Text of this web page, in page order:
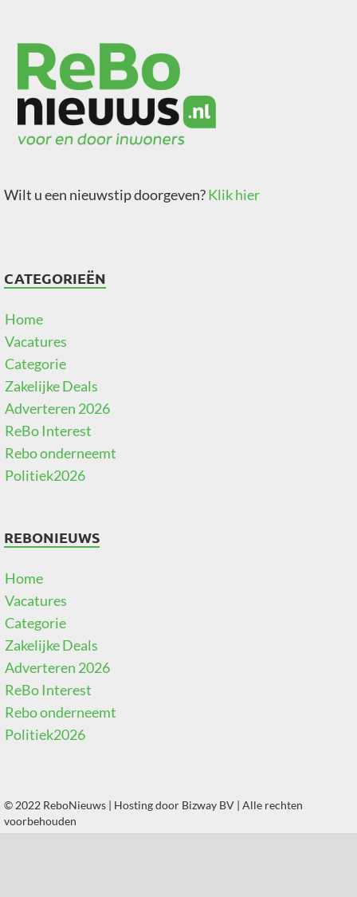
Wilt u een nieuwstip doorgeven?Klik hier
CATEGORIEËN
Home
Vacatures
Categorie
Zakelijke Deals
Adverteren 2026
ReBo Interest
Rebo onderneemt
Politiek2026
REBONIEUWS
Home
Vacatures
Categorie
Zakelijke Deals
Adverteren 2026
ReBo Interest
Rebo onderneemt
Politiek2026
© 2022 ReboNieuws | Hosting door Bizway BV | Alle rechten
voorbehouden